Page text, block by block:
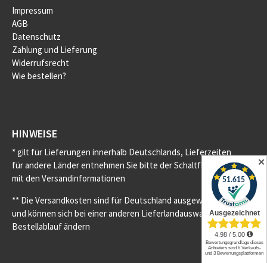
Impressum
AGB
Datenschutz
Zahlung und Lieferung
Widerrufsrecht
Wie bestellen?
HINWEISE
* gilt für Lieferungen innerhalb Deutschlands, Lieferzeiten
für andere Länder entnehmen Sie bitte der Schaltfläche
mit den Versandinformationen
** Die Versandkosten sind für Deutschland ausgewiesen
und können sich bei einer anderen Lieferlandauswahl im
Bestellablauf ändern
✕